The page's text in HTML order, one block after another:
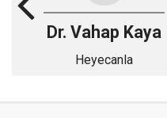
Dr. Vahap Kaya
Heyecanla